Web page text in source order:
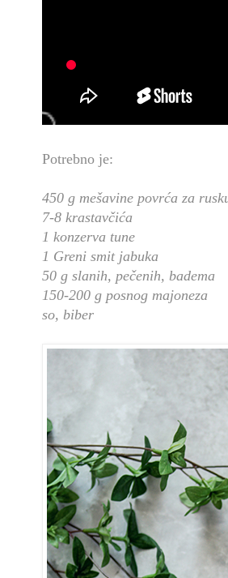
Potrebno je:
450 g mešavine povrća za
7-8 krastavčića
1 konzerva tune
1 Greni smit jabuka
50 g slanih, pečenih, badema
150-200 g posnog majoneza
so, biber